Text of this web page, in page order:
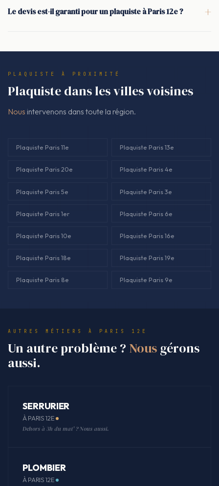
les fuites de bruit.
de ventilation si nécessaire. Le perçage et l'implantation sont
Le devis est-il garanti pour un plaquiste à Paris 12e ? +
finitions (bandes, enduit), les épaisseurs de plaques (BA13 ou
PLAQUISTE À PROXIMITÉ
Plaquiste dans les villes voisines
Nous intervenons dans toute la région.
Plaquiste Paris 11e Plaquiste Paris 13e
Plaquiste Paris 20e Plaquiste Paris 4e
Plaquiste Paris 5e Plaquiste Paris 3e
Plaquiste Paris 1er Plaquiste Paris 6e
Plaquiste Paris 10e Plaquiste Paris 16e
Plaquiste Paris 18e Plaquiste Paris 19e
Plaquiste Paris 8e Plaquiste Paris 9e
AUTRES MÉTIERS À PARIS 12E
Un autre problème ? Nous gérons
aussi.
SERRURIER
À PARIS 12E
Dehors à 3h du mat' ? Nous aussi.
PLOMBIER
À PARIS 12E